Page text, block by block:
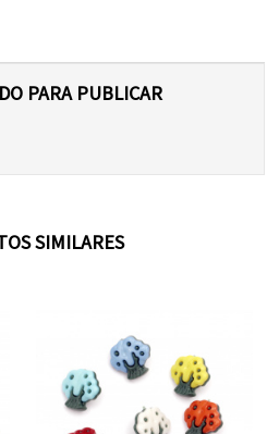
PARA PUBLICAR
SIMILARES